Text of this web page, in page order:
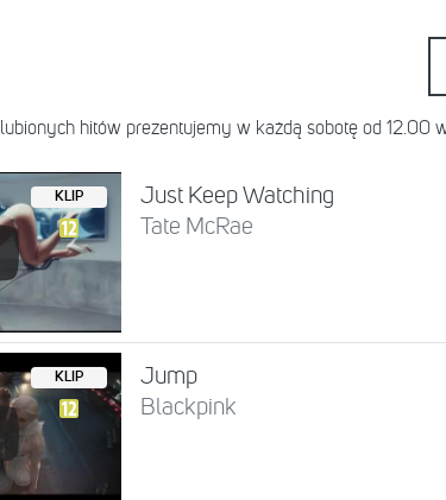
hitów prezentujemy w każdą sobotę od 12.00
KLIP
Just Keep Watching
Tate McRae
KLIP
Jump
Blackpink